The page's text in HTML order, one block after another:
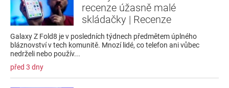
recenze úžasně malé
skládačky | Recenze
Galaxy Z Fold8 je v posledních týdnech předmětem úplného
bláznovství v tech komunitě. Mnozí lidé, co telefon ani vůbec
nedrželi nebo použív...
před 3 dny